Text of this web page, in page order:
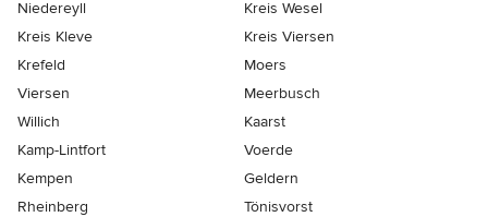
Niedereyll
Kreis Wesel
Kreis Kleve
Kreis Viersen
Krefeld
Moers
Viersen
Meerbusch
Willich
Kaarst
Kamp-Lintfort
Voerde
Kempen
Geldern
Rheinberg
Tönisvorst